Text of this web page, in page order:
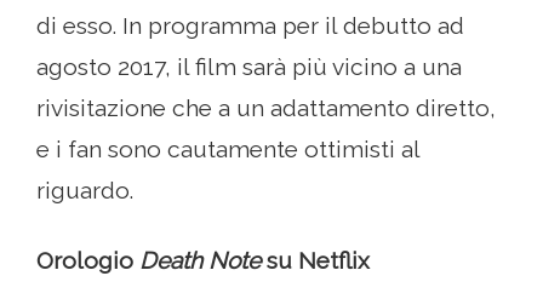
di esso. In programma per il debutto ad
agosto 2017, il film sarà più vicino a una
rivisitazione che a un adattamento diretto,
e i fan sono cautamente ottimisti al
riguardo.
Orologio Death Notesu Netflix